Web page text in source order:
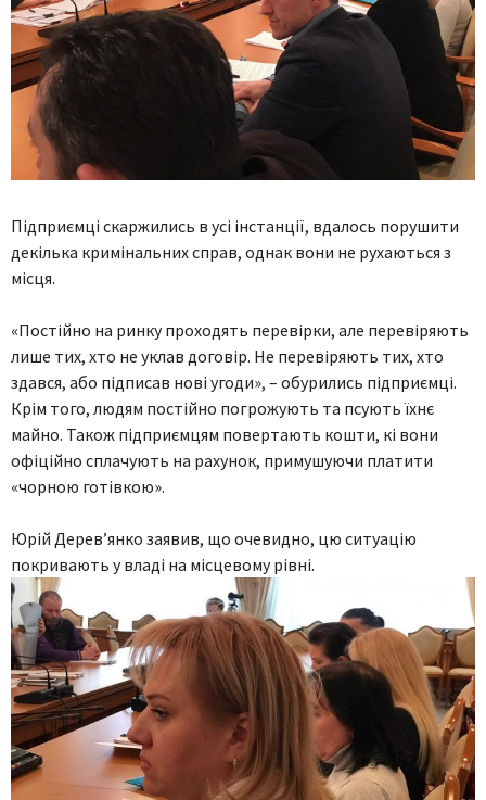
Підприємці скаржились в усі інстанції, вдалось порушити
декілька кримінальних справ, однак вони не рухаються з
місця.
«Постійно на ринку проходять перевірки, але перевіряють
лише тих, хто не уклав договір. Не перевіряють тих, хто
здався, або підписав нові угоди», – обурились підприємці.
Крім того, людям постійно погрожують та псують їхнє
майно. Також підприємцям повертають кошти, кі вони
офіційно сплачують на рахунок, примушуючи платити
«чорною готівкою».
Юрій Дерев’янко заявив, що очевидно, цю ситуацію
покривають у владі на місцевому рівні.